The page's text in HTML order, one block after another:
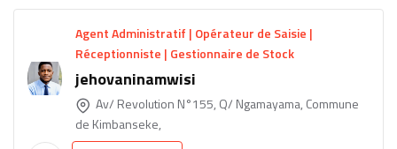
Agent Administratif | Opérateur de Saisie |
Réceptionniste | Gestionnaire de Stock
jehovaninamwisi
Av/ Revolution N°155, Q/ Ngamayama, Commune
de Kimbanseke,